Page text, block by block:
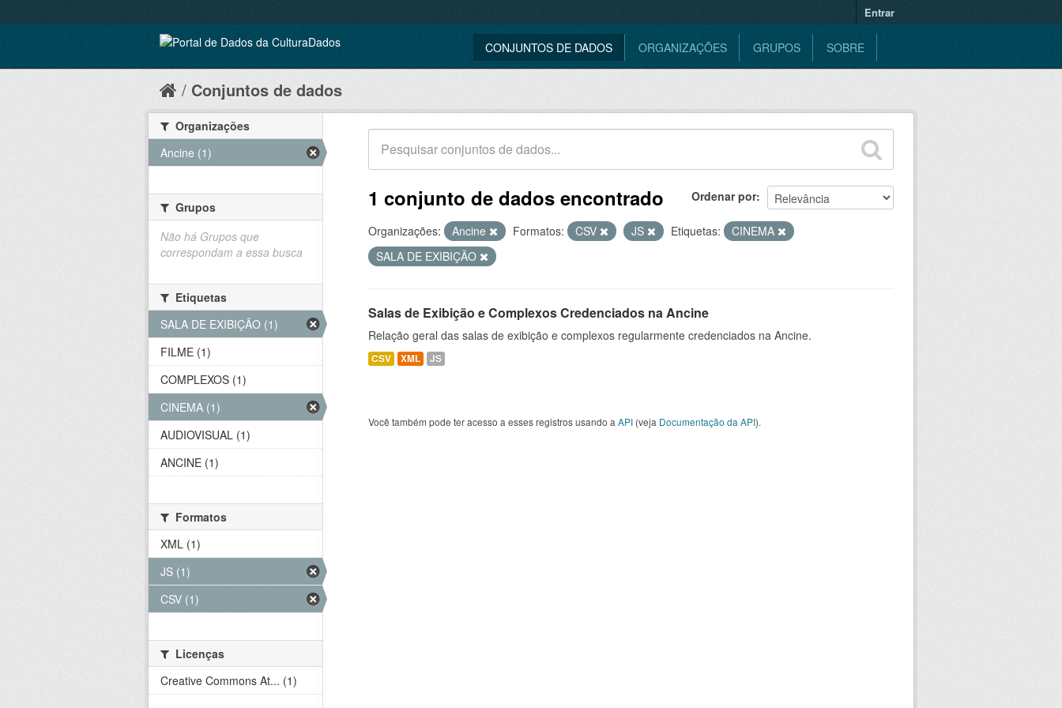
Entrar
CONJUNTOS DE DADOS ORGANIZAÇÕES GRUPOS SOBRE
Conjuntos de dados
Ordenar por
1 conjunto de dados encontrado
Organizações: Ancine Formatos: CSV JS Etiquetas:
CINEMA
SALA DE EXIBIÇÃO
Salas de Exibição e Complexos Credenciados na Ancine
Relação geral das salas de exibição e complexos regularmente credenciados na Ancine.
CSV XML JS
Você também pode ter acesso a esses registros usando a API (veja Documentação da API).
Organizações
Ancine (1)
Grupos
Não há Grupos que
correspondam a essa busca
Etiquetas
SALA DE EXIBIÇÃO (1)
FILME (1)
COMPLEXOS (1)
CINEMA (1)
AUDIOVISUAL (1)
ANCINE (1)
Formatos
XML (1)
JS (1)
CSV (1)
Licenças
Creative Commons At... (1)